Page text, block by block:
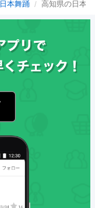
日本舞踊 高知県の日本